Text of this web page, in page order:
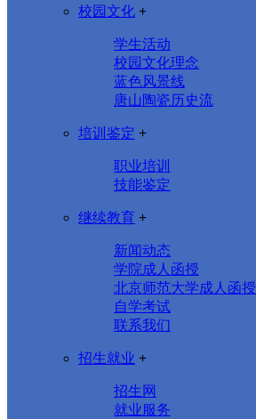
校园文化 +
学生活动
校园文化理念
蓝色风景线
唐山陶瓷历史流
培训鉴定 +
职业培训
技能鉴定
继续教育 +
新闻动态
学院成人函授
北京师范大学成人函授
自学考试
联系我们
招生就业 +
招生网
就业服务